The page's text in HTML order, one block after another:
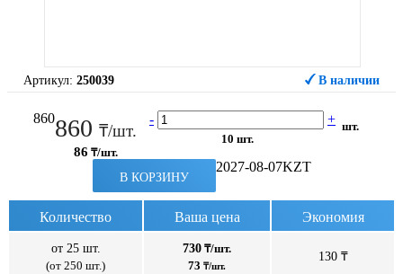
Артикул: 250039 В наличии
860860 ₸/шт.
86 ₸/шт.
- +
10 шт.
шт.
В КОРЗИНУ
2027-08-07KZT
Количество Ваша цена Экономия
от 25 шт.
(от 250 шт.)
730 ₸/шт.
73 ₸/шт.
130 ₸